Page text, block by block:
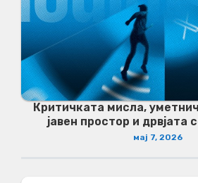
Критичката мисла,
јавен простор и дрвјата
мај 7, 2026